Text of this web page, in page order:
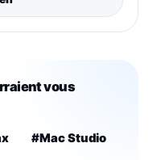
vous
#Mac Studio